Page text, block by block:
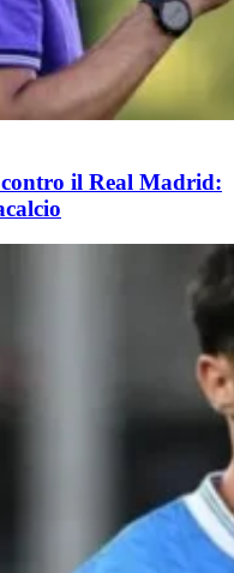
il Real Madrid: